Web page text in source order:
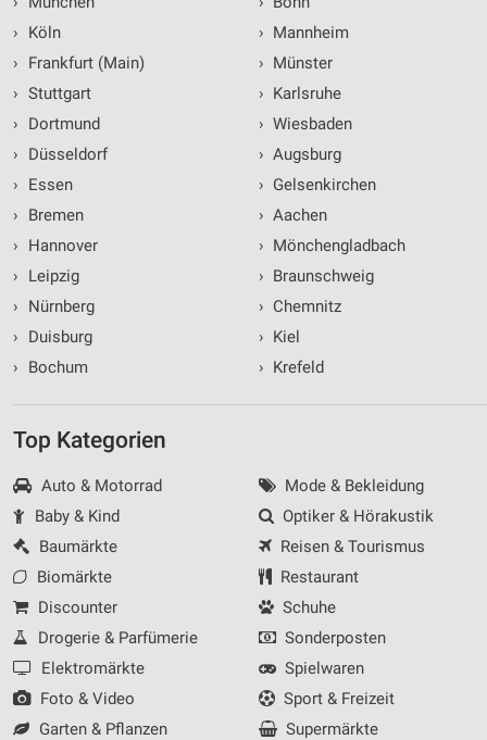
›
Köln
›
Frankfurt (Main)
› Stuttgart
›
Dortmund
›
Düsseldorf
›
Essen
›
Bremen
›
Hannover
›
Leipzig
›
Nürnberg
›
Duisburg
›
Bochum
› Mannheim
› Münster
› Karlsruhe
› Wiesbaden
› Augsburg
› Gelsenkirchen
› Aachen
› Mönchengladbach
› Braunschweig
› Chemnitz
› Kiel
› Krefeld
Top Kategorien
Auto & Motorrad
Baby & Kind
Baumärkte
Biomärkte
Discounter
Drogerie & Parfümerie
Elektromärkte
Foto & Video
Garten & Pflanzen
Mode & Bekleidung
Optiker & Hörakustik
Reisen & Tourismus
Restaurant
Schuhe
Sonderposten
Spielwaren
Sport & Freizeit
Supermärkte